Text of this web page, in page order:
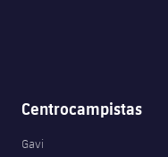
Centrocampistas
Gavi